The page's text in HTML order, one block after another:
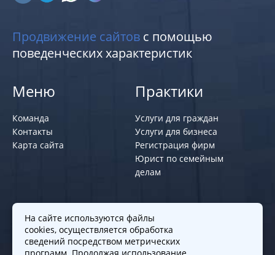
Продвижение сайтов с помощью
поведенческих характеристик
Меню
Команда
Контакты
Карта сайта
Практики
Услуги для граждан
Услуги для бизнеса
Регистрация фирм
Юрист по семейным
делам
Политики и правила
Политика обработки персональных
На сайте используются файлы
cookies, осуществляется обработка
сведений посредством метрических